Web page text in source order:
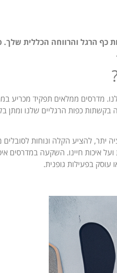
כף הרגל והרווחה הכללית שלך.
מדרסים ממלאים תפקיד מכריע
כפות הרגליים שלנו ומתן
יתר, להציע הקלה ונוחות
איכות חיינו. השקעה במדרסים
בפעילות גופנית.